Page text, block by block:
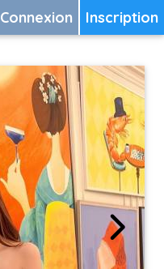
Inscription
Connexion